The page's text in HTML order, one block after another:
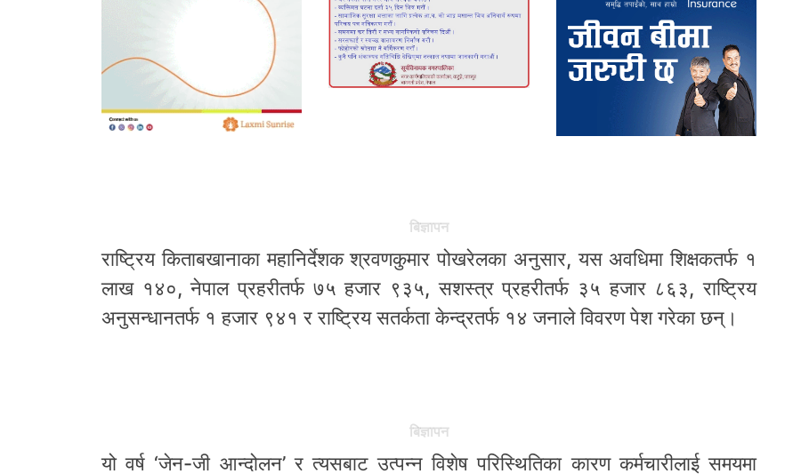
बिज्ञापन
राष्ट्रिय किताबखानाका महानिर्देशक श्रवणकुमार पोखरेलका अनुसार, यस अवधिमा शिक्षकतर्फ १
लाख १४०, नेपाल प्रहरीतर्फ ७५ हजार ९३५, सशस्त्र प्रहरीतर्फ ३५ हजार ८६३, राष्ट्रिय
अनुसन्धानतर्फ १ हजार ९४१ र राष्ट्रिय सतर्कता केन्द्रतर्फ १४ जनाले विवरण पेश गरेका छन्।
बिज्ञापन
यो वर्ष ‘जेन-जी आन्दोलन’ र त्यसबाट उत्पन्न विशेष परिस्थितिका कारण कर्मचारीलाई समयमा